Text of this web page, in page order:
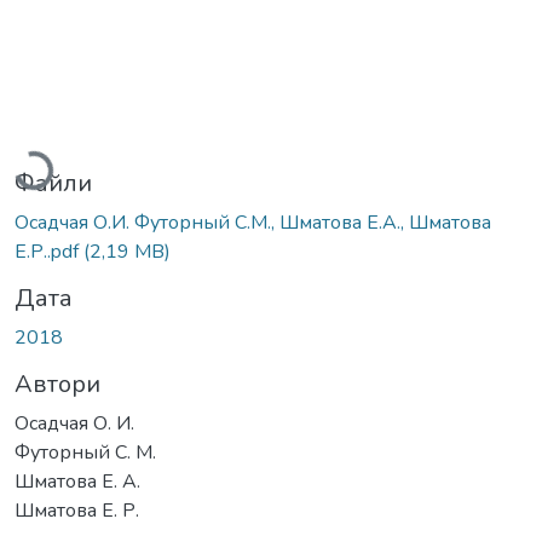
Вантажиться...
Файли
Осадчая О.И. Футорный С.М., Шматова Е.А., Шматова
Е.Р..pdf(2,19 MB)
Дата
2018
Автори
Осадчая О. И.
Футорный С. М.
Шматова Е. А.
Шматова Е. Р.